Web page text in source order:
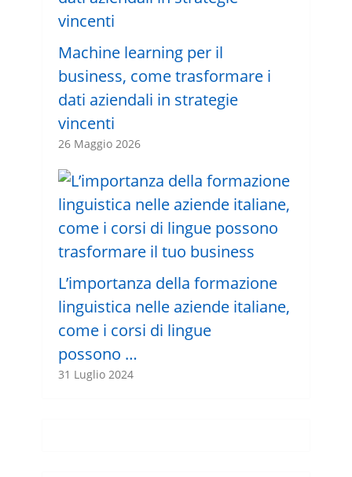
Machine learning per il
business, come trasformare i
dati aziendali in strategie
vincenti
26 Maggio 2026
L’importanza della formazione
linguistica nelle aziende italiane,
come i corsi di lingue
possono …
31 Luglio 2024